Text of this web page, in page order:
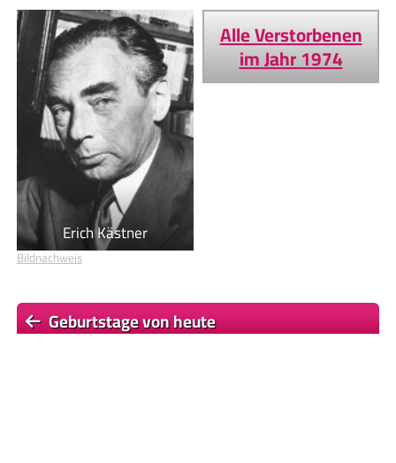
Erich Kästner
Bildnachweis
Alle Verstorbenen
im Jahr 1974
Geburtstage von heute